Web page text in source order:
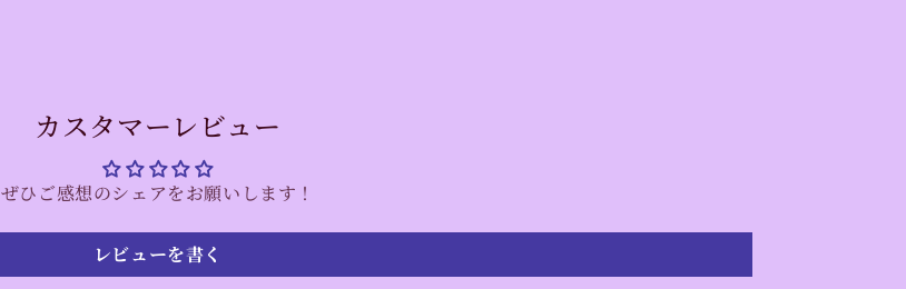
カスタマーレビュー
ぜひご感想のシェアをお願いします！
レビューを書く